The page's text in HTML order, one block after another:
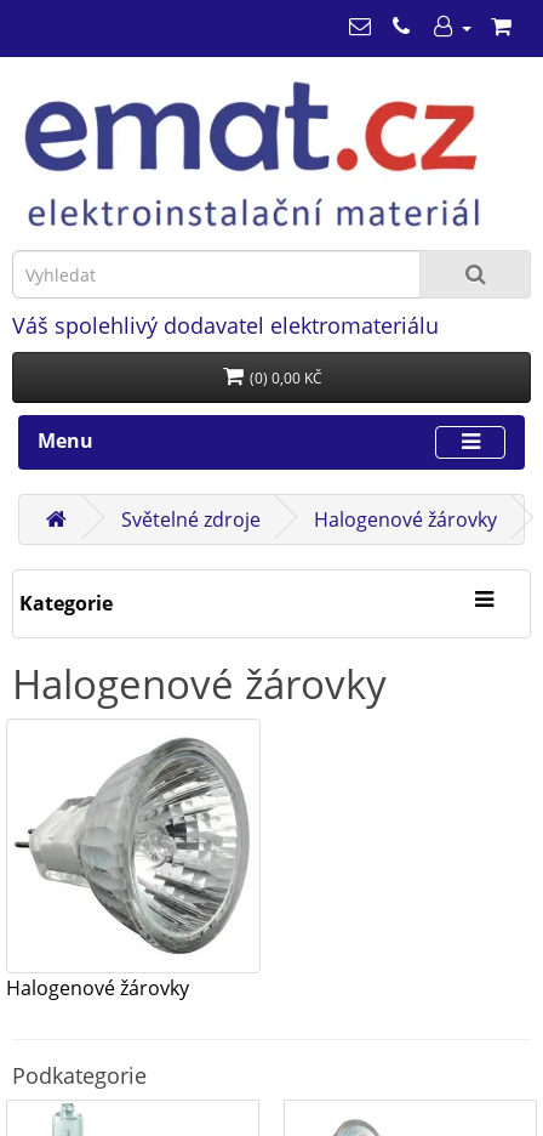
Váš spolehlivý dodavatel elektromateriálu
(0) 0,00 KČ
Menu
Světelné zdroje Halogenové žárovky
Kategorie
Halogenové žárovky
Halogenové žárovky
Podkategorie